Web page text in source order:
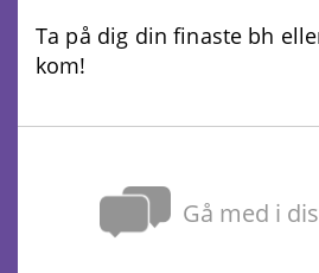
Ta på dig din finaste bh
kom!
Gå med i